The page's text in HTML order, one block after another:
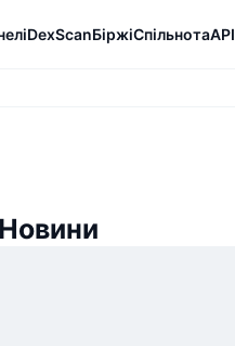
DexScanБіржіСпільнотаAPI